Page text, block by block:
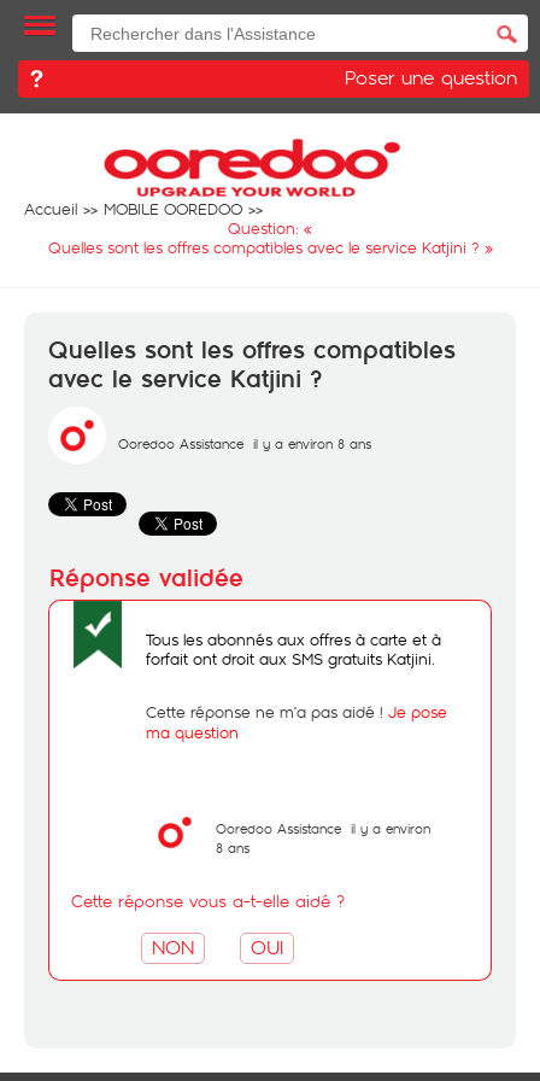
Poser une question
Accueil
MOBILE OOREDOO
Question: «
Quelles sont les offres compatibles avec le service Katjini ? »
Quelles sont les offres compatibles
avec le service Katjini ?
Ooredoo Assistance il y a environ 8 ans
Tous les abonnés aux offres à carte et à
forfait ont droit aux SMS gratuits Katjini.
Cette réponse ne m’a pas aidé ! Je pose
ma question
Ooredoo Assistance il y a environ
8 ans
Cette réponse vous a-t-elle aidé ?
NON OUI